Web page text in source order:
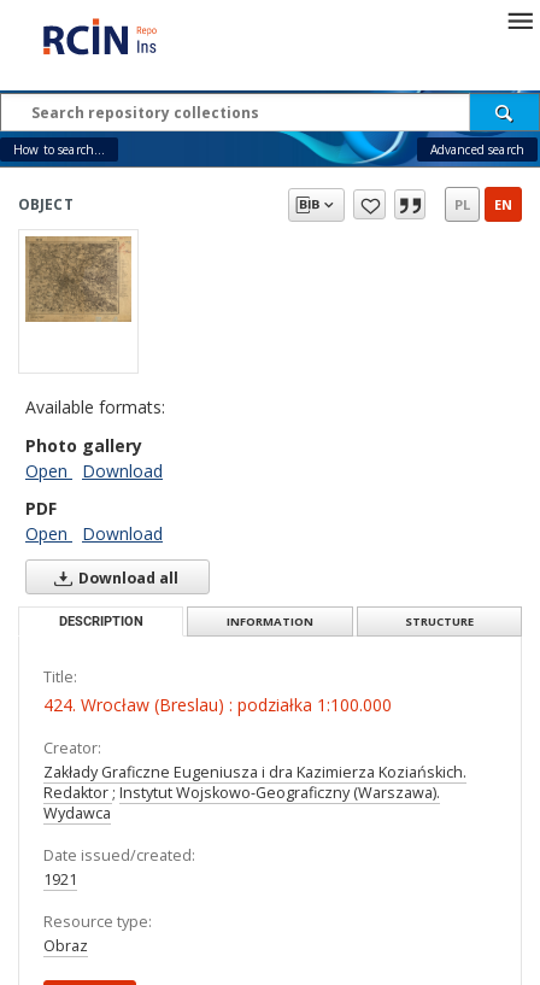
How to search... Advanced search
OBJECT PL EN
Available formats:
Photo gallery
Open
Download
PDF
Open
Download
Download all
DESCRIPTION INFORMATION STRUCTURE
Title:
424. Wrocław (Breslau) : podziałka 1:100.000
Creator:
Zakłady Graficzne Eugeniusza i dra Kazimierza Koziańskich.
Redaktor ; Instytut Wojskowo-Geograficzny (Warszawa).
Wydawca
Date issued/created:
1921
Resource type:
Obraz